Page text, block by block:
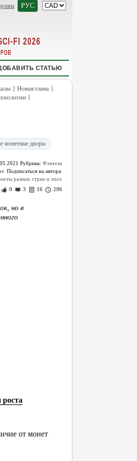
РУС
FI 2026
СТАТЬЮ
| Новая глава |
|
монетные дворы
Рубрика: Фэнтези
разных стран и эпох
0 3 16 296
но в
роста
от монет